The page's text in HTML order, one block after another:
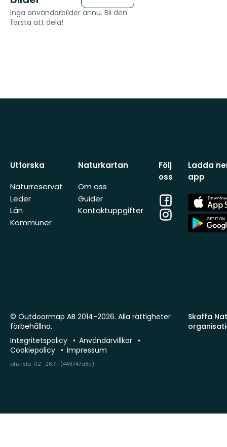
Inga användarbilder ännu. Bli den
första att dela!
Utforska
Naturreservat
Leder
Län
Kommuner
Naturkartan
Om oss
Guider
Kontaktuppgifter
Följ
oss
Facebook
Instagram
Ladda
app
App
Store
App
Store
Skaffa
© Outdoormap AB 2014-2026. Alla rättigheter
förbehållna.
Integritetspolicy
Användarvillkor
Cookiepolicy
Impressum
phx-sto-02 · 26.7.1 (449747a8c)